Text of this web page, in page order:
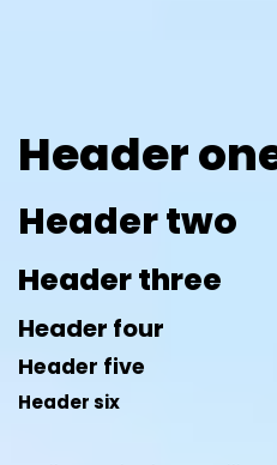
Header
Header two
Header three
Header four
Header five
Header six